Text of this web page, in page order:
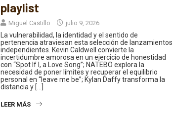
playlist
Miguel Castillo julio 9, 2026
La vulnerabilidad, la identidad y el sentido de
pertenencia atraviesan esta selección de lanzamientos
independientes. Kevin Caldwell convierte la
incertidumbre amorosa en un ejercicio de honestidad
con “Spot If I, a Love Song”; NATEBO explora la
necesidad de poner límites y recuperar el equilibrio
personal en “leave me be”; Kylan Daffy transforma la
distancia y […]
LEER MÁS